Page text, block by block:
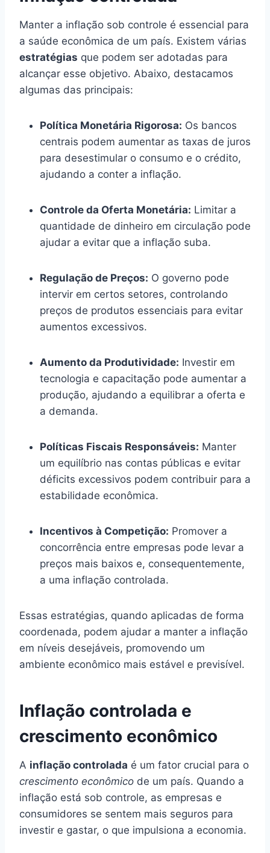
Manter a inflação sob controle é essencial para
a saúde econômica de um país. Existem várias
estratégias que podem ser adotadas para
alcançar esse objetivo. Abaixo, destacamos
algumas das principais:
Política Monetária Rigorosa: Os bancos
centrais podem aumentar as taxas de juros
para desestimular o consumo e o crédito,
ajudando a conter a inflação.
Controle da Oferta Monetária: Limitar a
quantidade de dinheiro em circulação pode
ajudar a evitar que a inflação suba.
Regulação de Preços: O governo pode
intervir em certos setores, controlando
preços de produtos essenciais para evitar
aumentos excessivos.
Aumento da Produtividade: Investir em
tecnologia e capacitação pode aumentar a
produção, ajudando a equilibrar a oferta e
a demanda.
Políticas Fiscais Responsáveis: Manter
um equilíbrio nas contas públicas e evitar
déficits excessivos podem contribuir para a
estabilidade econômica.
Incentivos à Competição: Promover a
concorrência entre empresas pode levar a
preços mais baixos e, consequentemente,
a uma inflação controlada.
Essas estratégias, quando aplicadas de forma
coordenada, podem ajudar a manter a inflação
em níveis desejáveis, promovendo um
ambiente econômico mais estável e previsível.
Inflação controlada e
crescimento econômico
A inflação controlada é um fator crucial para o
crescimento econômico de um país. Quando a
inflação está sob controle, as empresas e
consumidores se sentem mais seguros para
investir e gastar, o que impulsiona a economia.